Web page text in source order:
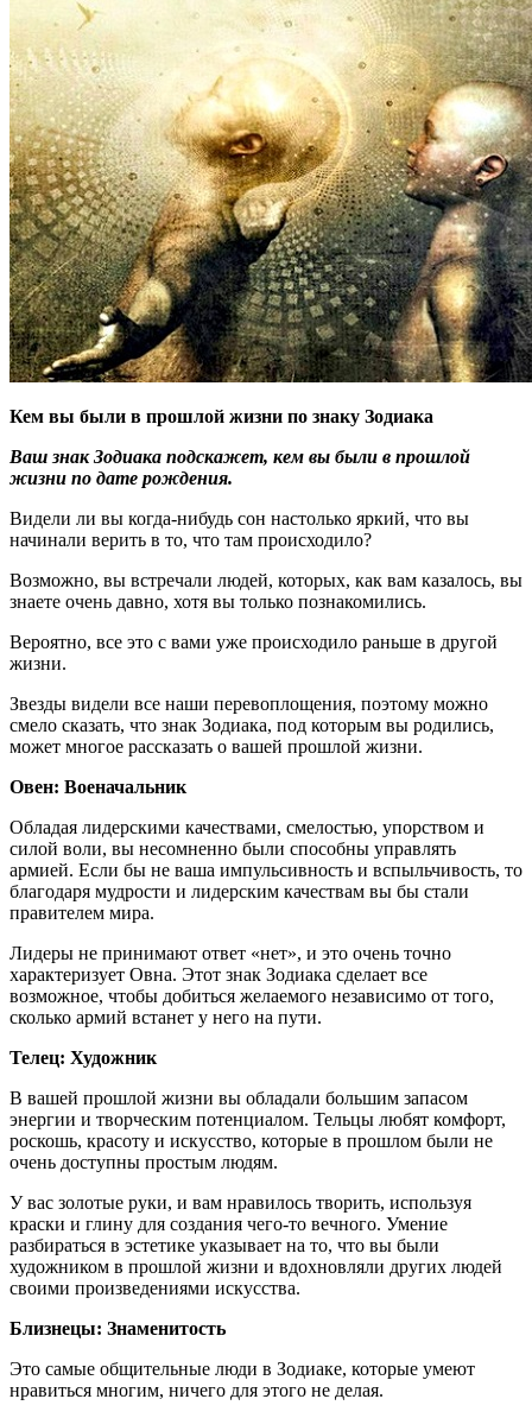
Кем вы были в прошлой жизни по знаку Зодиака
Ваш знак Зодиака подскажет, кем вы были в прошлой
жизни по дате рождения.
Видели ли вы когда-нибудь сон настолько яркий, что вы
начинали верить в то, что там происходило?
Возможно, вы встречали людей, которых, как вам казалось, вы
знаете очень давно, хотя вы только познакомились.
Вероятно, все это с вами уже происходило раньше в другой
жизни.
Звезды видели все наши перевоплощения, поэтому можно
смело сказать, что знак Зодиака, под которым вы родились,
может многое рассказать о вашей прошлой жизни.
Овен: Военачальник
Обладая лидерскими качествами, смелостью, упорством и
силой воли, вы несомненно были способны управлять
армией. Если бы не ваша импульсивность и вспыльчивость, то
благодаря мудрости и лидерским качествам вы бы стали
правителем мира.
Лидеры не принимают ответ «нет», и это очень точно
характеризует Овна. Этот знак Зодиака сделает все
возможное, чтобы добиться желаемого независимо от того,
сколько армий встанет у него на пути.
Телец: Художник
В вашей прошлой жизни вы обладали большим запасом
энергии и творческим потенциалом. Тельцы любят комфорт,
роскошь, красоту и искусство, которые в прошлом были не
очень доступны простым людям.
У вас золотые руки, и вам нравилось творить, используя
краски и глину для создания чего-то вечного. Умение
разбираться в эстетике указывает на то, что вы были
художником в прошлой жизни и вдохновляли других людей
своими произведениями искусства.
Близнецы: Знаменитость
Это самые общительные люди в Зодиаке, которые умеют
нравиться многим, ничего для этого не делая.